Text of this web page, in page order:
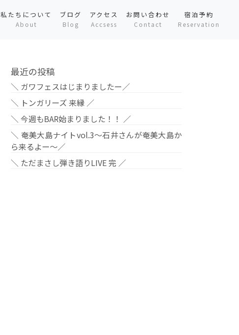
私たちについて
About
ブログ
Blog
アクセス
Accsess
お問い合わせ
Contact
宿泊予約
Reservation
最近の投稿
＼ ガワフェスはじまりましたー／
＼ トンガリーズ 来縁 ／
＼ 今週もBAR始まりました！！ ／
＼ 奄美大島ナイトvol.3〜石井さんが奄美大島か
ら来るよー〜／
＼ ただまさし弾き語りLIVE 完 ／